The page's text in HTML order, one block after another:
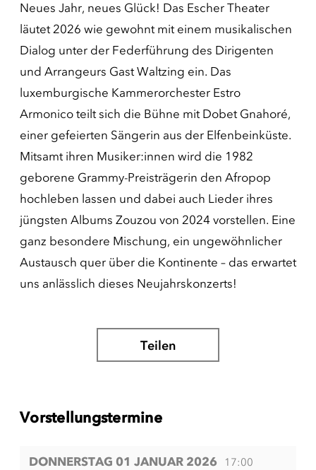
Neues Jahr, neues Glück! Das Escher Theater
läutet 2026 wie gewohnt mit einem musikalischen
Dialog unter der Federführung des Dirigenten
und Arrangeurs Gast Waltzing ein. Das
luxemburgische Kammerorchester Estro
Armonico teilt sich die Bühne mit Dobet Gnahoré,
einer gefeierten Sängerin aus der Elfenbeinküste.
Mitsamt ihren Musiker:innen wird die 1982
geborene Grammy-Preisträgerin den Afropop
hochleben lassen und dabei auch Lieder ihres
jüngsten Albums Zouzou von 2024 vorstellen. Eine
ganz besondere Mischung, ein ungewöhnlicher
Austausch quer über die Kontinente – das erwartet
uns anlässlich dieses Neujahrskonzerts!
Teilen
Vorstellungstermine
DONNERSTAG 01 JANUAR 2026 17:00